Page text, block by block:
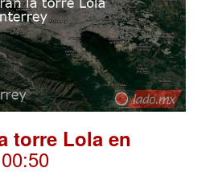
torre Lola en